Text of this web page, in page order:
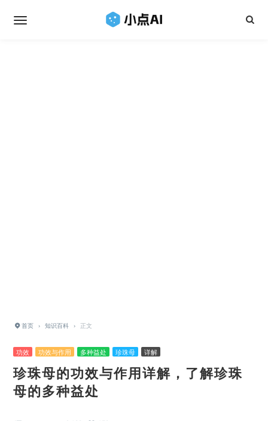
首页 › 知识百科 › 正文
功效 功效与作用 多种益处 珍珠母 详解
珍珠母的功效与作用详解，了解珍珠
母的多种益处